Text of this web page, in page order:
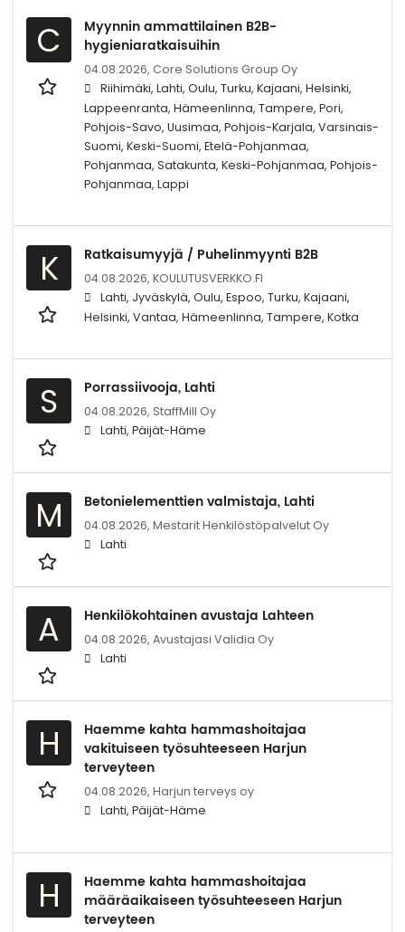
C
Myynnin ammattilainen B2B-
hygieniaratkaisuihin
04.08.2026, Core Solutions Group Oy
Riihimäki, Lahti, Oulu, Turku, Kajaani, Helsinki,
Lappeenranta, Hämeenlinna, Tampere, Pori,
Pohjois-Savo, Uusimaa, Pohjois-Karjala, Varsinais-
Suomi, Keski-Suomi, Etelä-Pohjanmaa,
Pohjanmaa, Satakunta, Keski-Pohjanmaa, Pohjois-
Pohjanmaa, Lappi
K Ratkaisumyyjä / Puhelinmyynti B2B
04.08.2026, KOULUTUSVERKKO.FI
Lahti, Jyväskylä, Oulu, Espoo, Turku, Kajaani,
Helsinki, Vantaa, Hämeenlinna, Tampere, Kotka
S Porrassiivooja, Lahti
04.08.2026, StaffMill Oy
Lahti, Päijät-Häme
M Betonielementtien valmistaja, Lahti
04.08.2026, Mestarit Henkilöstöpalvelut Oy
Lahti
A Henkilökohtainen avustaja Lahteen
04.08.2026, Avustajasi Validia Oy
Lahti
H
Haemme kahta hammashoitajaa
vakituiseen työsuhteeseen Harjun
terveyteen
04.08.2026, Harjun terveys oy
Lahti, Päijät-Häme
H
Haemme kahta hammashoitajaa
määräaikaiseen työsuhteeseen Harjun
terveyteen